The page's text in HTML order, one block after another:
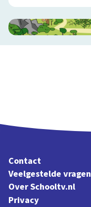
Contact
Veelgestelde vragen
Over Schooltv.nl
Privacy